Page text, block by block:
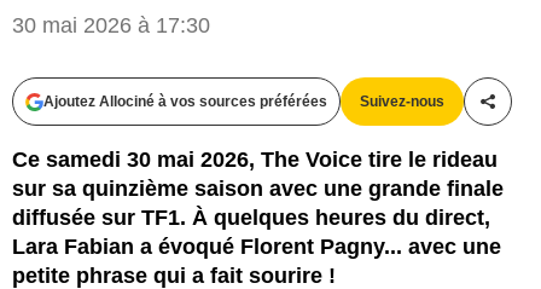
30 mai 2026 à 17:30
Ajoutez Allociné à vos sources préférées Suivez-nous
Ce samedi 30 mai 2026, The Voice tire le rideau
sur sa quinzième saison avec une grande finale
diffusée sur TF1. À quelques heures du direct,
Lara Fabian a évoqué Florent Pagny... avec une
petite phrase qui a fait sourire !